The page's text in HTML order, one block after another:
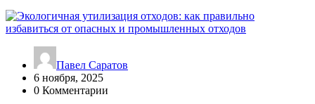
Павел Саратов
6 ноября, 2025
0 Комментарии